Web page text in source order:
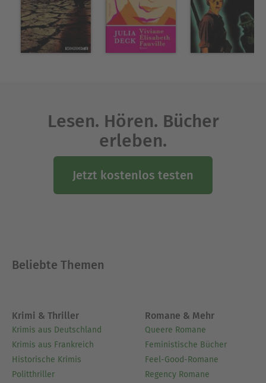
Lesen. Hören. Bücher
erleben.
Jetzt kostenlos testen
Beliebte Themen
Krimi & Thriller
Krimis aus Deutschland
Krimis aus Frankreich
Historische Krimis
Politthriller
Romane & Mehr
Queere Romane
Feministische Bücher
Feel-Good-Romane
Regency Romane